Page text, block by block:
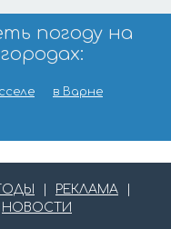
погоду на
в Варне
РЕКЛАМА
НОВОСТИ